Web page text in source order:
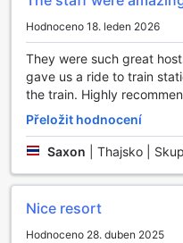
milovníky zábavy je k
oblíbené písničky a užít si
Denchaicityresort je tak
kombinaci relaxace a
Sportovní zařízení v
kurt
V Denchaicityresort v
který je ideálním místem
Tento moderně vybavený
Hodnoceno 18. leden 2026
They were such great
gave us a ride to train
the train. Highly
Přeložit hodnocení
Saxon Thajsko |
Nice resort
Hodnoceno 28. duben 2025